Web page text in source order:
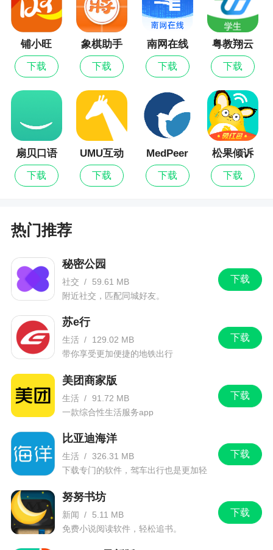
1、苗木通这个平台很适合苗木人 不管是求购还
是供应，很放心的一个平台，我的建议是在用客户
分享给身边朋友人，注册成功可以给积分之类的鼓
励，把苗木通分享微信朋友圈也可以给点鼓励，就
跟拼多多模式一样把苗木通最大最强，加油 希望平
台越来越好人越多 我们自己受益也是很大的
2、刚开始接触这个软件感觉有点不真实，现在
慢慢使用后发现自己身边圈子的人都在用，及时有
效的沟通，确实方便了不少
1.修复已知bug，提升用户体验
铺小旺
下载
象棋助手
下载
南网在线
下载
粤教翔云
数字教材
应用平台
下载
扇贝口语
下载
UMU互动
下载
MedPeer
下载
松果倾诉
下载
热门推荐
下载
秘密公园
社交 /
59.61 MB
附近社交，匹配同城好友。
下载
苏e行
生活 /
129.02 MB
带你享受更加便捷的地铁出行
下载
美团商家版
生活 / 91.72 MB
一款综合性生活服务app
下载
比亚迪海洋
生活 / 326.31 MB
下载专门的软件，驾车出行也是更加轻
下载
努努书坊
新闻 /
5.11 MB
免费小说阅读软件，轻松追书。